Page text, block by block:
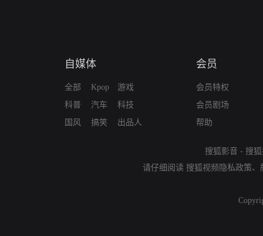
自媒体
全部
科普
国风
Kpop
汽车
搞笑
游戏
科技
出品人
会员
会员特权
会员剧场
帮助
搜狐影音 - 搜
请仔细阅读 搜狐视频隐私政策、